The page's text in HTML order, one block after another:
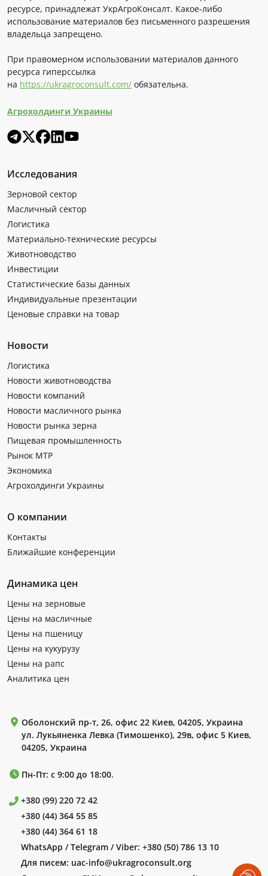
ресурсе, принадлежат УкрАгроКонсалт. Какое-либо
использование материалов без письменного разрешения
владельца запрещено.
При правомерном использовании материалов данного
ресурса гиперссылка
на https://ukragroconsult.com/ обязательна.
Агрохолдинги Украины
Исследования
Зерновой сектор
Масличный сектор
Логистика
Материально-технические ресурсы
Животноводство
Инвестиции
Статистические базы данных
Индивидуальные презентации
Ценовые справки на товар
Новости
Логистика
Новости животноводства
Новости компаний
Новости масличного рынка
Новости рынка зерна
Пищевая промышленность
Рынок МТР
Экономика
Агрохолдинги Украины
О компании
Контакты
Ближайшие конференции
Динамика цен
Цены на зерновые
Цены на масличные
Цены на пшеницу
Цены на кукурузу
Цены на рапс
Аналитика цен
Оболонский пр-т, 26, офис 22 Киев, 04205, Украина
ул. Лукьяненка Левка (Тимошенко), 29в, офис 5 Киев,
04205, Украина
Пн-Пт: с 9:00 до 18:00.
+380 (99) 220 72 42
+380 (44) 364 55 85
+380 (44) 364 61 18
WhatsApp / Telegram / Viber: +380 (50) 786 13 10
Для писем: uac-info@ukragroconsult.org